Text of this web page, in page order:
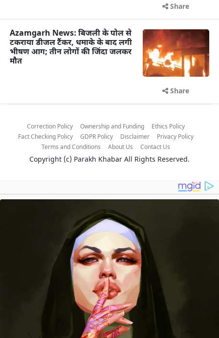
Share
Azamgarh News: बिजली के पोल से
टकराया डीजल टैंकर, धमाके के बाद लगी
भीषण आग; तीन लोगों की जिंदा जलकर
मौत
Share
Correction Policy Ownership and Funding
Ethics Policy
Fact Checking Policy
GDPR Policy Disclaimer
Privacy Policy
Terms and Conditions
About Us Contact Us
Copyright (c) Parakh Khabar All Rights Reserved.